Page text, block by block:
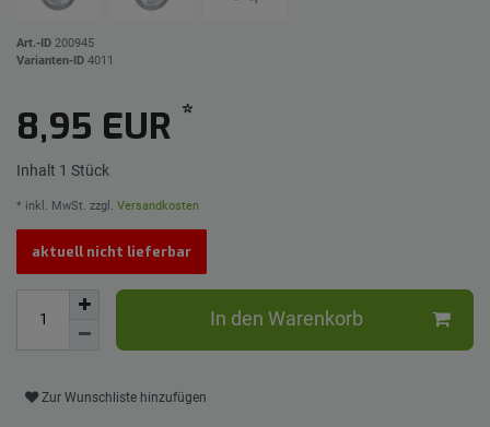
Art.-ID 200945
Varianten-ID 4011
8,95 EUR *
Inhalt 1 Stück
* inkl. MwSt. zzgl. Versandkosten
aktuell nicht lieferbar
In den Warenkorb
Zur Wunschliste hinzufügen